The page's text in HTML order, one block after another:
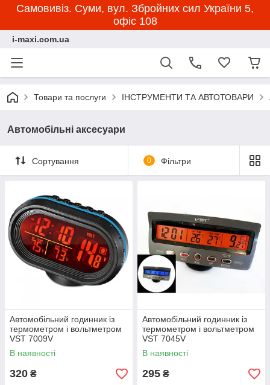
Самовивіз. Суми, вул. Збройних сил України 5,
офіс 108
i-maxi.com.ua
Товари та послуги ІНСТРУМЕНТИ ТА АВТОТОВАРИ
Автомобільні аксесуари
Сортування 0 Фільтри
Автомобільний годинник із
термометром і вольтметром
VST 7009V
В наявності
320 ₴
Автомобільний годинник із
термометром і вольтметром
VST 7045V
В наявності
295 ₴